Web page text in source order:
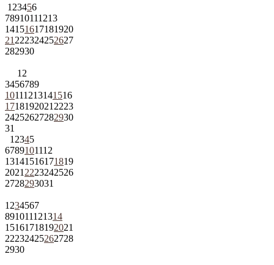
1 23456
78910111213
14151617181920
21 222324252627
282930
1 2
3456789
10111213141516
1718192021 2223
24252627282930
31
1 2345
6789101112
13141516171819
2021 2223242526
2728293031
1 234567
891011121314
15161718192021
22232425262728
2930